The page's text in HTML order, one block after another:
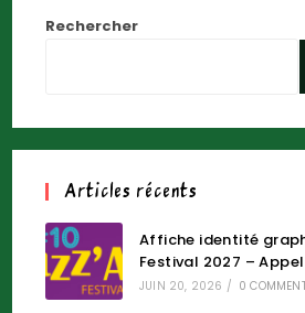
Rechercher
Articles récents
Affiche identité
Festival 2027 –
JUIN 20, 2026 / 0